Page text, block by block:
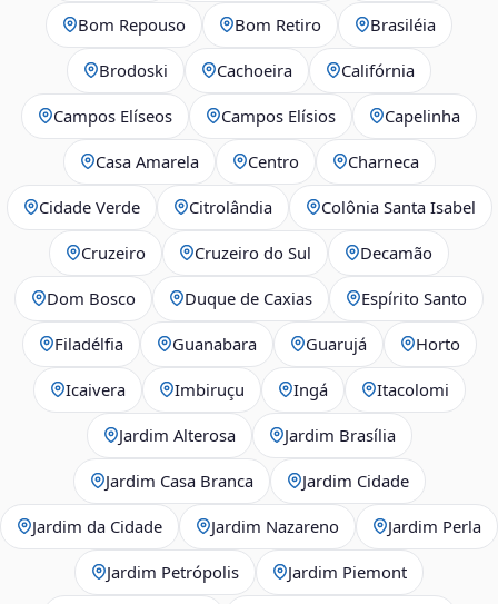
Bom Repouso Bom Retiro Brasiléia
Brodoski Cachoeira Califórnia
Campos Elíseos Campos Elísios Capelinha
Casa Amarela Centro Charneca
Cidade Verde Citrolândia Colônia Santa Isabel
Cruzeiro Cruzeiro do Sul Decamão
Dom Bosco Duque de Caxias Espírito Santo
Filadélfia Guanabara Guarujá Horto
Icaivera Imbiruçu Ingá Itacolomi
Jardim Alterosa Jardim Brasília
Jardim Casa Branca Jardim Cidade
Jardim da Cidade Jardim Nazareno Jardim Perla
Jardim Petrópolis Jardim Piemont